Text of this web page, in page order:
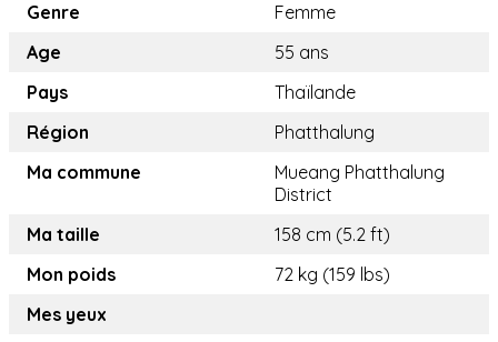
Genre
Femme
Age
55 ans
Pays
Thaïlande
Région
Phatthalung
Ma commune
Mueang Phatthalung
District
Ma taille
158 cm (5.2 ft)
Mon poids
72 kg (159 lbs)
Mes yeux